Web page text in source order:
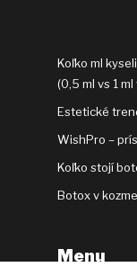
Koľko ml
(0,5 ml vs 1 ml
Estetické
WishPro –
Koľko stojí
Botox v
Menu